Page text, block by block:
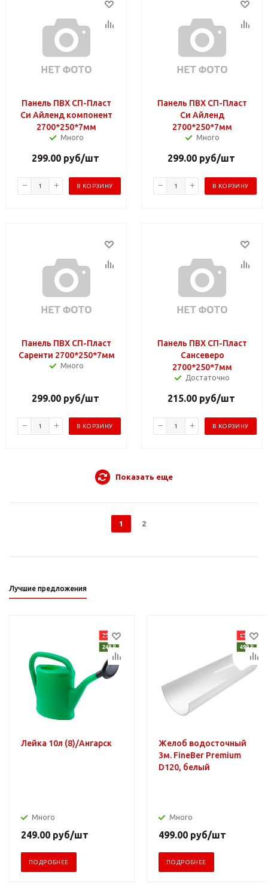
Панель ПВХ СП-Пласт
Си Айленд компонент
2700*250*7мм
Много
299.00руб/шт
В КОРЗИНУ
Панель ПВХ СП-Пласт
Си Айленд
2700*250*7мм
Много
299.00руб/шт
В КОРЗИНУ
Панель ПВХ СП-Пласт
Саренти 2700*250*7мм
Много
299.00руб/шт
В КОРЗИНУ
Панель ПВХ СП-Пласт
Сансеверо
2700*250*7мм
Достаточно
215.00руб/шт
В КОРЗИНУ
Показать еще
1 2
Лучшие предложения
Лейка 10л (8)/Ангарск
Много
249.00 руб/шт
ПОДРОБНЕЕ
Желоб водосточный
3м. FineBer Premium
D120, белый
Много
499.00 руб/шт
ПОДРОБНЕЕ